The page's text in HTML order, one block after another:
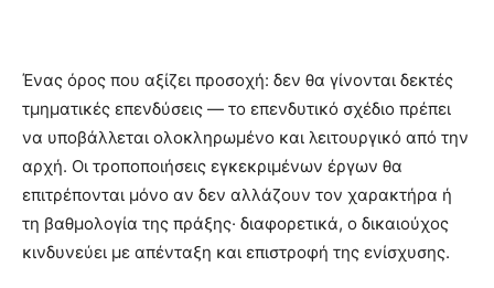
Ένας όρος που αξίζει προσοχή: δεν θα γίνονται δεκτές
τμηματικές επενδύσεις — το επενδυτικό σχέδιο πρέπει
να υποβάλλεται ολοκληρωμένο και λειτουργικό από την
αρχή. Οι τροποποιήσεις εγκεκριμένων έργων θα
επιτρέπονται μόνο αν δεν αλλάζουν τον χαρακτήρα ή
τη βαθμολογία της πράξης· διαφορετικά, ο δικαιούχος
κινδυνεύει με απένταξη και επιστροφή της ενίσχυσης.